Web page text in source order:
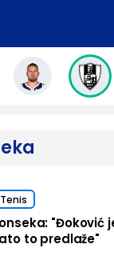
Tenis
"Đoković
to predlaže"